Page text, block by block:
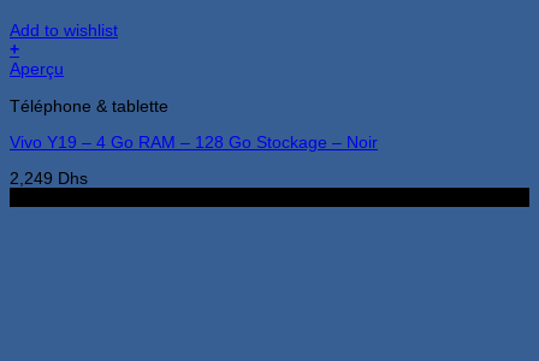
Add to wishlist
+
Aperçu
Téléphone & tablette
Vivo Y19 – 4 Go RAM – 128 Go Stockage – Noir
2,249 Dhs